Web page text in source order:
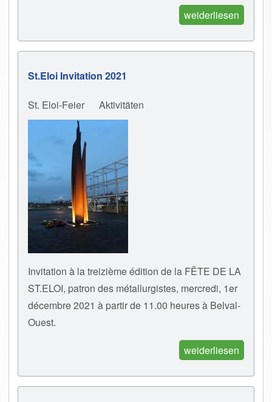
weiderliesen
St.Eloi Invitation 2021
St. Eloi-Feier Aktivitäten
Invitation à la treizième édition de la FÊTE DE LA
ST.ELOI, patron des métallurgistes, mercredi, 1er
décembre 2021 à partir de 11.00 heures à Belval-
Ouest.
weiderliesen